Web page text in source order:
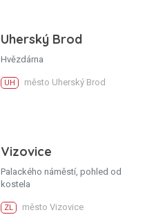
Uherský Brod
Hvězdárna
UH město Uherský Brod
Vizovice
Palackého náměstí, pohled od
kostela
ZL město Vizovice